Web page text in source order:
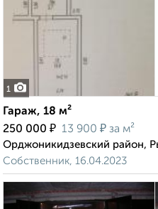
1
Гараж, 18 м²
250 000 ₽ 13 900 ₽ за м²
Орджоникидзевский район,
Собственник, 16.04.2023